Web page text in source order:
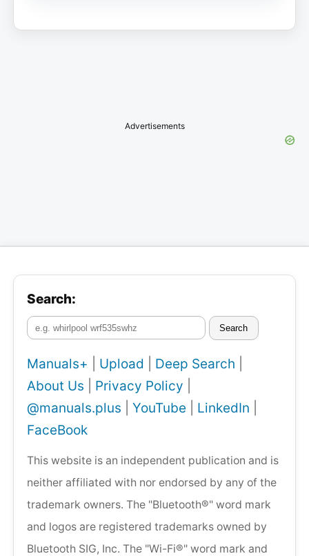
Advertisements
Search:
Search
Manuals+ Upload Deep Search
About Us
Privacy Policy
@manuals.plus
YouTube LinkedIn
FaceBook
This website is an independent publication and is
neither affiliated with nor endorsed by any of the
trademark owners. The "Bluetooth®" word mark
and logos are registered trademarks owned by
Bluetooth SIG, Inc. The "Wi-Fi®" word mark and